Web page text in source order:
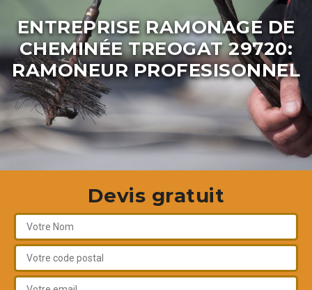
ENTREPRISE RAMONAGE DE
CHEMINÉE TREOGAT 29720:
RAMONEUR PROFESISONNEL
Devis gratuit